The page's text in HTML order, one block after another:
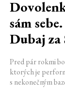
sám
Dubaj za
Pred pár rokmi
ktorých je
s nekonečným